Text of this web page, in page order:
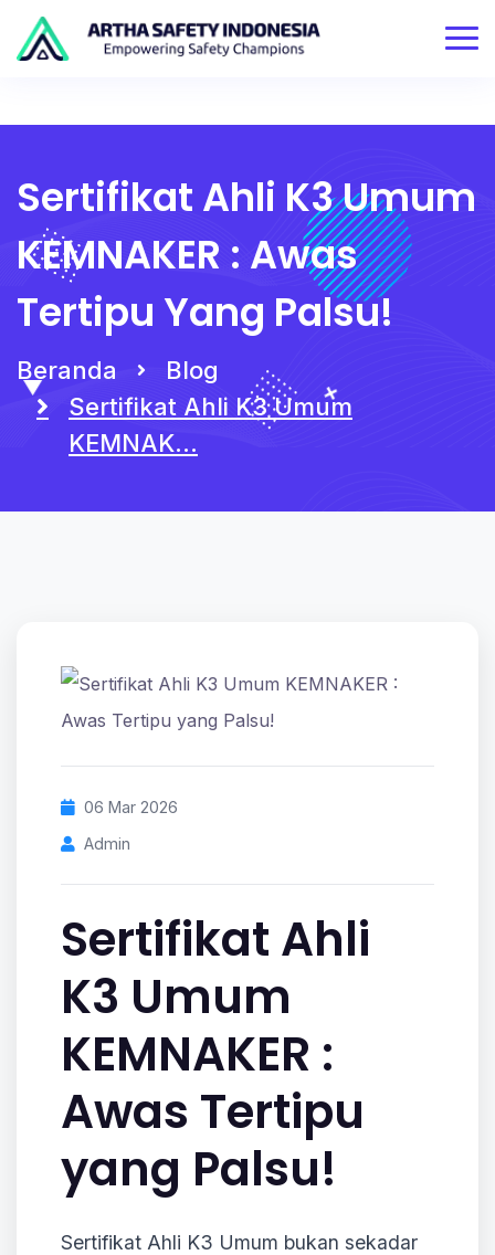
Sertifikat Ahli K3 Umum
KEMNAKER : Awas
Tertipu Yang Palsu!
Beranda
Blog
Sertifikat Ahli K3 Umum
KEMNAK...
06 Mar 2026
Admin
Sertifikat Ahli
K3 Umum
KEMNAKER :
Awas Tertipu
yang Palsu!
Sertifikat Ahli K3 Umum bukan sekadar